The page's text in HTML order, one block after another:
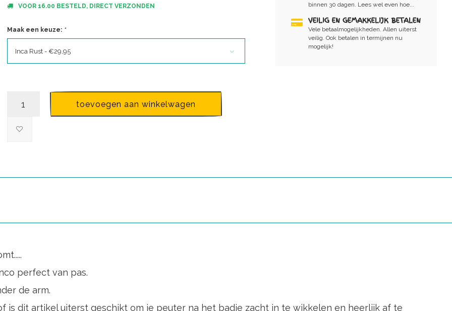
VOOR 16.00 BESTELD, DIRECT VERZONDEN
Maak een keuze: *
Inca Rust - €29,95
toevoegen aan winkelwagen
binnen 30 dagen. Lees wel even hoe...
VEILIG EN GEMAKKELIJK BETALEN
Vele betaalmogelijkheden. Allen uiterst
veilig. Ook betalen in termijnen nu
mogelijk!
perfect van pas.
de arm.
is dit artikel uiterst geschikt om je peuter na het badje zacht in te wikkelen en heerlijk af te